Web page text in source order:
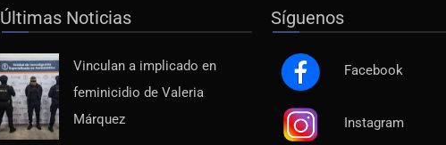
Últimas Noticias
Vinculan a implicado en
feminicidio de Valeria
Márquez
Síguenos
Facebook
Instagram